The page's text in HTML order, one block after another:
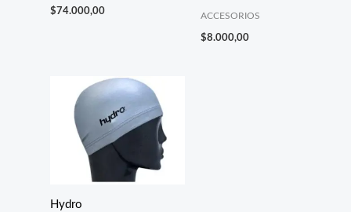
$74.000,00 ACCESORIOS
$8.000,00
Hydro